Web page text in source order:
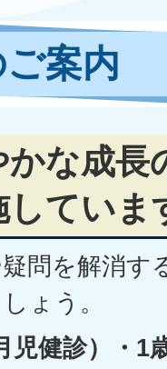
案内
な成長
ていま
問を解消す
ょう。
児健診）・1